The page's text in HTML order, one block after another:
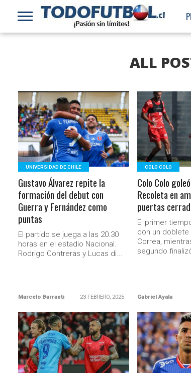
ALL
LEER MÁS
UNIVERSIDAD DE CHILE
Gustavo Álvarez repite la
formación del debut con
Guerra y Fernández como
puntas
El partido se juega a las 20.30
horas en el estadio Nacional.
Rodrigo Contreras y Lucas di...
Marcelo Barranti 23 FEBRERO, 2025
COLO COLO
Colo Colo
Recoleta en
puertas
El primer
con un doblete
Correa,
segundo
Gabriel Ayala
LEER MÁS